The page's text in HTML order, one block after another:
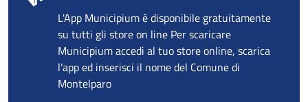
L'App Municipium è disponibile gratuitamente
su tutti gli store on line Per scaricare
Municipium accedi al tuo store online, scarica
l'app ed inserisci il nome del Comune di
Montelparo